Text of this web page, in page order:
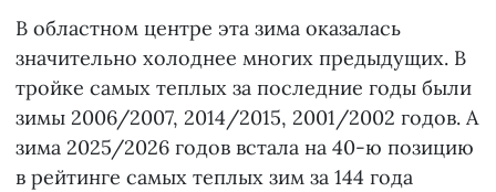
В областном центре эта зима оказалась
значительно холоднее многих предыдущих. В
тройке самых теплых за последние годы были
зимы 2006/2007, 2014/2015, 2001/2002 годов. А
зима 2025/2026 годов встала на 40-ю позицию
в рейтинге самых теплых зим за 144 года